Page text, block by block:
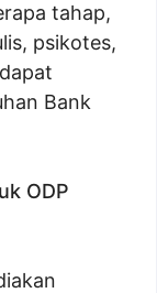
tahap,
psikotes,
Bank
ODP